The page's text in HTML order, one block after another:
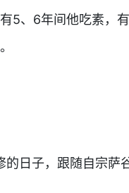
5、6年间他吃素，
日子，跟随自宗萨